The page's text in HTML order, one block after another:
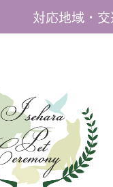
対応地域・